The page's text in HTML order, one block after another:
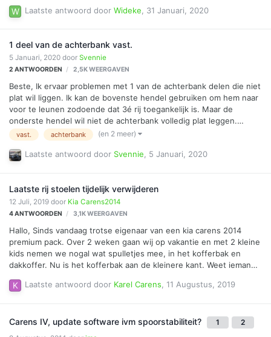
Laatste antwoord door Wideke 31 Januari, 2020
1 deel van de achterbank vast.
5 Januari, 2020 door Svennie
2 ANTWOORDEN 2,5KWEERGAVEN
Beste, Ik ervaar problemen met 1 van de achterbank delen die niet
plat wil liggen. Ik kan de bovenste hendel gebruiken om hem naar
voor te leunen zodoende dat 3é rij toegankelijk is. Maar de
onderste hendel wil niet de achterbank volledig plat leggen.
Iemand dit al reeds voor had? Eventueel oplossing? Google heeft
me nog niet veel bijgeleerd en Youtube een handleiding gezien
van een ander model Kia waarbij er probleem was met de
Laatste antwoord door Svennie, 5 Januari, 2020
vast. achterbank (en 2 meer)
Laatste rij stoelen tijdelijk verwijderen
12 Juli, 2019 door Kia Carens2014
4ANTWOORDEN 3,1KWEERGAVEN
Hallo, Sinds vandaag trotse eigenaar van een kia carens 2014
premium pack. Over 2 weken gaan wij op vakantie en met 2 kleine
kids nemen we nogal wat spulletjes mee, in het kofferbak en
dakkoffer. Nu is het kofferbak aan de kleinere kant. Weet iemand
alvast. Groetjes
Laatste antwoord door Karel Carens, 11 Augustus, 2019
Carens IV, update software ivm spoorstabiliteit? 1 2